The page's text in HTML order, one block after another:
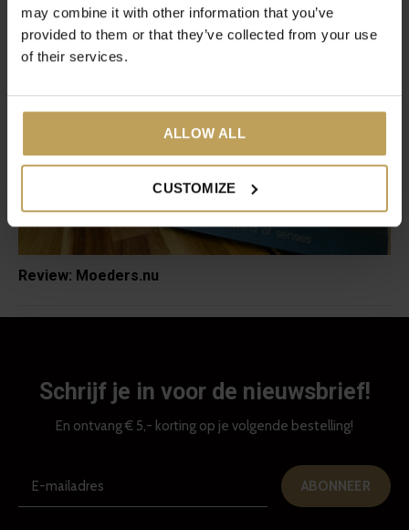
may combine it with other information that you’ve
provided to them or that they’ve collected from your use
of their services.
ALLOW ALL
CUSTOMIZE
Review: Moeders.nu
Schrijf je in voor de nieuwsbrief!
En ontvang € 5,- korting op je volgende bestelling!
ABONNEER